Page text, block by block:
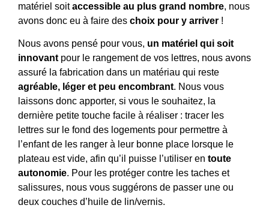
matériel soitaccessible au plus grand nombre, nous
avons donc eu à faire des choix pour y arriver !
Nous avons pensé pour vous, un matériel qui soit
innovant pour le rangement de vos lettres, nous avons
assuré la fabrication dans un matériau qui reste
agréable, léger et peu encombrant. Nous vous
laissons donc apporter, si vous le souhaitez, la
dernière petite touche facile à réaliser : tracer les
lettres sur le fond des logements pour permettre à
l’enfant de les ranger à leur bonne place lorsque le
plateau est vide, afin qu’il puisse l’utiliser en toute
autonomie. Pour les protéger contre les taches et
salissures, nous vous suggérons de passer une ou
deux couches d’huile de lin/vernis.